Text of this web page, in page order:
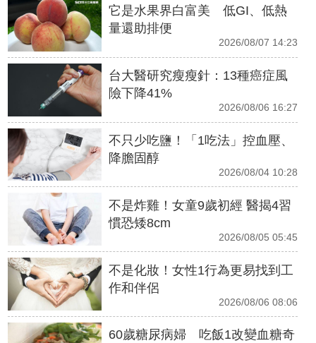
它是水果界白富美 低GI、低熱
量還助排便
2026/08/07 14:23
台大醫研究瘦瘦針：13種癌症風
險下降41%
2026/08/06 16:27
不只少吃鹽！「1吃法」控血壓、
降膽固醇
2026/08/04 10:28
不是炸雞！女童9歲初經 醫揭4習
慣恐矮8cm
2026/08/05 05:45
不是化妝！女性1行為更易找到工
作和伴侶
2026/08/06 08:06
60歲糖尿病婦 吃飯1改變血糖奇